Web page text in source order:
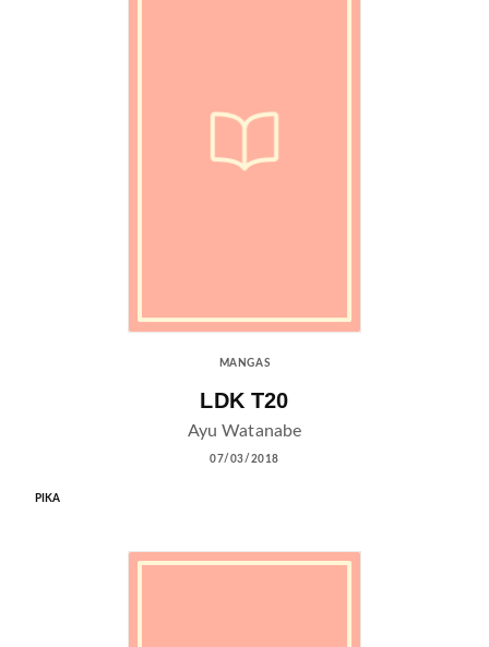
MANGAS
LDK T20
Ayu Watanabe
07/03/2018
PIKA